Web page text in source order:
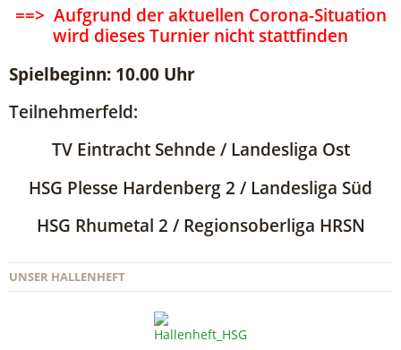
==> Aufgrund der aktuellen Corona-Situation
wird dieses Turnier nicht stattfinden
Spielbeginn: 10.00 Uhr
Teilnehmerfeld:
TV Eintracht Sehnde / Landesliga Ost
HSG Plesse Hardenberg 2 / Landesliga Süd
HSG Rhumetal 2 / Regionsoberliga HRSN
UNSER HALLENHEFT